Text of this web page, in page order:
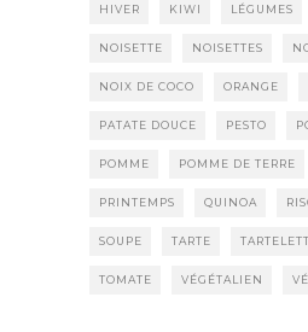
HIVER KIWI LÉGUMES
NOISETTE NOISETTES
NOIX DE COCO ORANGE
PATATE DOUCE PESTO
POMME POMME DE TERRE
PRINTEMPS QUINOA
SOUPE TARTE
TOMATE VÉGÉTALIEN